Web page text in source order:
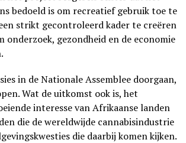
bedoeld is om recreatief gebruik toe te
strikt gecontroleerd kader te creëren
onderzoek, gezondheid en de economie
in de Nationale Assemblee doorgaan,
Wat de uitkomst ook is, het
interesse van Afrikaanse landen
die de wereldwijde cannabisindustrie
die daarbij komen kijken.